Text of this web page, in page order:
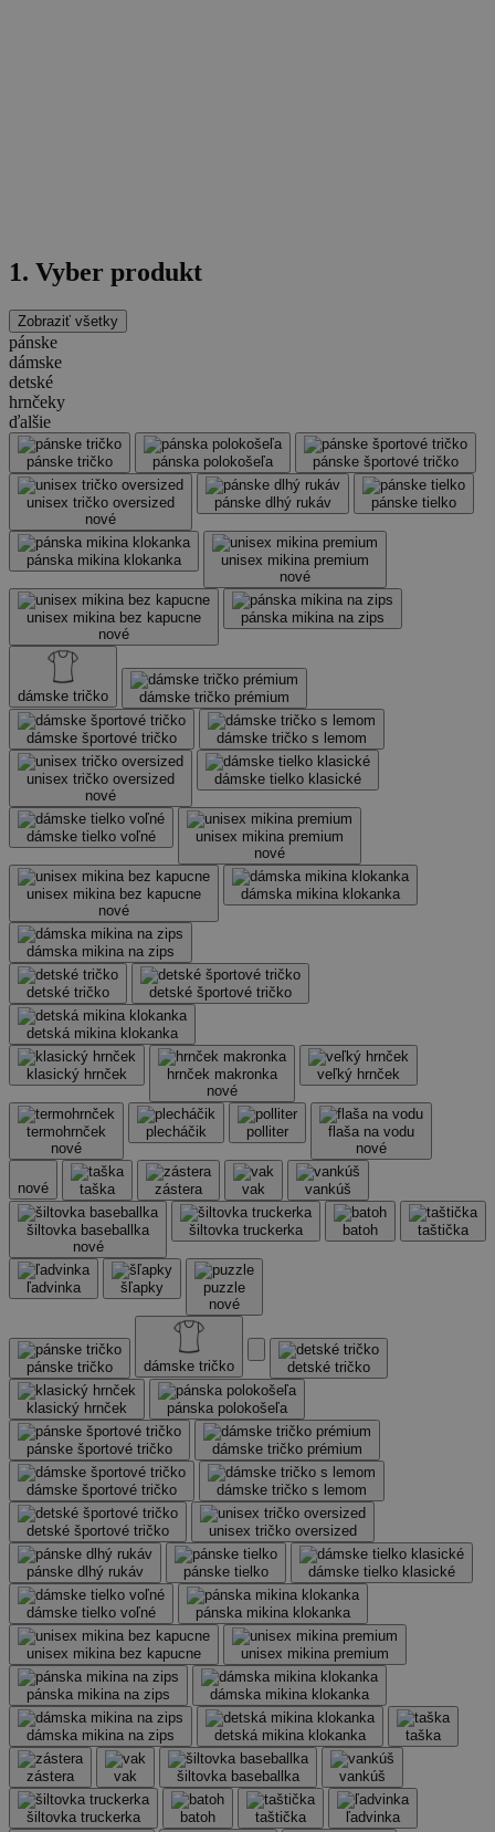
1. Vyber produkt
Zobraziť všetky
pánske
dámske
detské
hrnčeky
ďalšie
pánske tričko pánska polokošeľa pánske športové tričko
unisex tričko oversized
nové
pánske dlhý rukáv pánske tielko
pánska mikina klokanka
unisex mikina premium
nové
unisex mikina bez kapucne
nové
pánska mikina na zips
dámske tričko dámske tričko prémium
dámske športové tričko dámske tričko s lemom
unisex tričko oversized
nové
dámske tielko klasické
dámske tielko voľné
unisex mikina premium
nové
unisex mikina bez kapucne
nové
dámska mikina klokanka
dámska mikina na zips
detské tričko detské športové tričko
detská mikina klokanka
klasický hrnček
hrnček makronka
nové
veľký hrnček
termohrnček
nové
plecháčik polliter
flaša na vodu
nové
nové taška zástera vak vankúš
šiltovka baseballka
nové
šiltovka truckerka batoh taštička
ľadvinka šľapky
puzzle
nové
pánske tričko dámske tričko detské tričko
klasický hrnček pánska polokošeľa
pánske športové tričko dámske tričko prémium
dámske športové tričko dámske tričko s lemom
detské športové tričko unisex tričko oversized
pánske dlhý rukáv pánske tielko dámske tielko klasické
dámske tielko voľné pánska mikina klokanka
unisex mikina bez kapucne unisex mikina premium
pánska mikina na zips dámska mikina klokanka
dámska mikina na zips detská mikina klokanka taška
zástera vak šiltovka baseballka vankúš
šiltovka truckerka batoh taštička ľadvinka